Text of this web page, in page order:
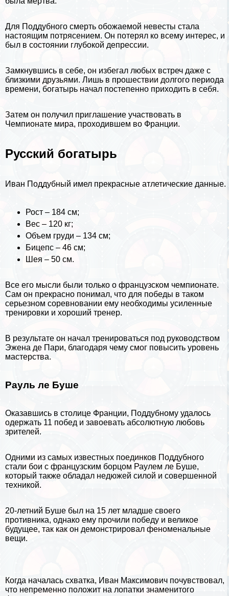
Для Поддубного cмepть обожаемой невесты стала
настоящим потрясением. Он потерял ко всему интерес, и
был в состоянии глубокой депрессии.
Замкнувшись в себе, он избегал любых встреч даже с
близкими друзьями. Лишь в прошествии долгого периода
времени, богатырь начал постепенно приходить в себя.
Затем он получил приглашение участвовать в
Чемпионате мира, проходившем во Франции.
Русский богатырь
Иван Поддубный имел прекрасные атлетические данные.
Рост – 184 см;
Вес – 120 кг;
Объем гpyди – 134 см;
Бицепс – 46 см;
Шея – 50 см.
Все его мысли были только о французском чемпионате.
Сам он прекрасно понимал, что для победы в таком
серьезном соревновании ему необходимы усиленные
тренировки и хороший тренер.
В результате он начал тренироваться под руководством
Эжена де Пари, благодаря чему смог повысить уровень
мастерства.
Рауль ле Буше
Оказавшись в столице Франции, Поддубному удалось
одержать 11 побед и завоевать абсолютную любовь
зрителей.
Одними из самых известных поединков Поддубного
стали бои с французским борцом Раулем ле Буше,
который также обладал недюжей силой и совершенной
техникой.
20-летний Буше был на 15 лет младше своего
противника, однако ему прочили победу и великое
будущее, так как он демонстрировал феноменальные
вещи.
Когда началась схватка, Иван Максимович почувствовал,
что непременно положит на лопатки знаменитого